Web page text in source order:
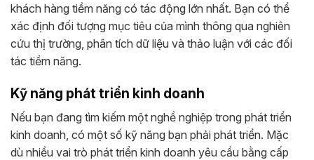
khách hàng tiềm năng có tác động lớn nhất. Bạn có thể
xác định đối tượng mục tiêu của mình thông qua nghiên
cứu thị trường, phân tích dữ liệu và thảo luận với các đối
tác tiềm năng.
Kỹ năng phát triển kinh doanh
Nếu bạn đang tìm kiếm một nghề nghiệp trong phát triển
kinh doanh, có một số kỹ năng bạn phải phát triển. Mặc
dù nhiều vai trò phát triển kinh doanh yêu cầu bằng cấp